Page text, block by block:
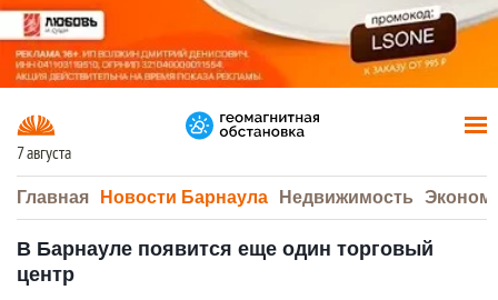
7 августа
Главная Новости Барнаула Недвижимость
В Барнауле появится еще один торговый
центр